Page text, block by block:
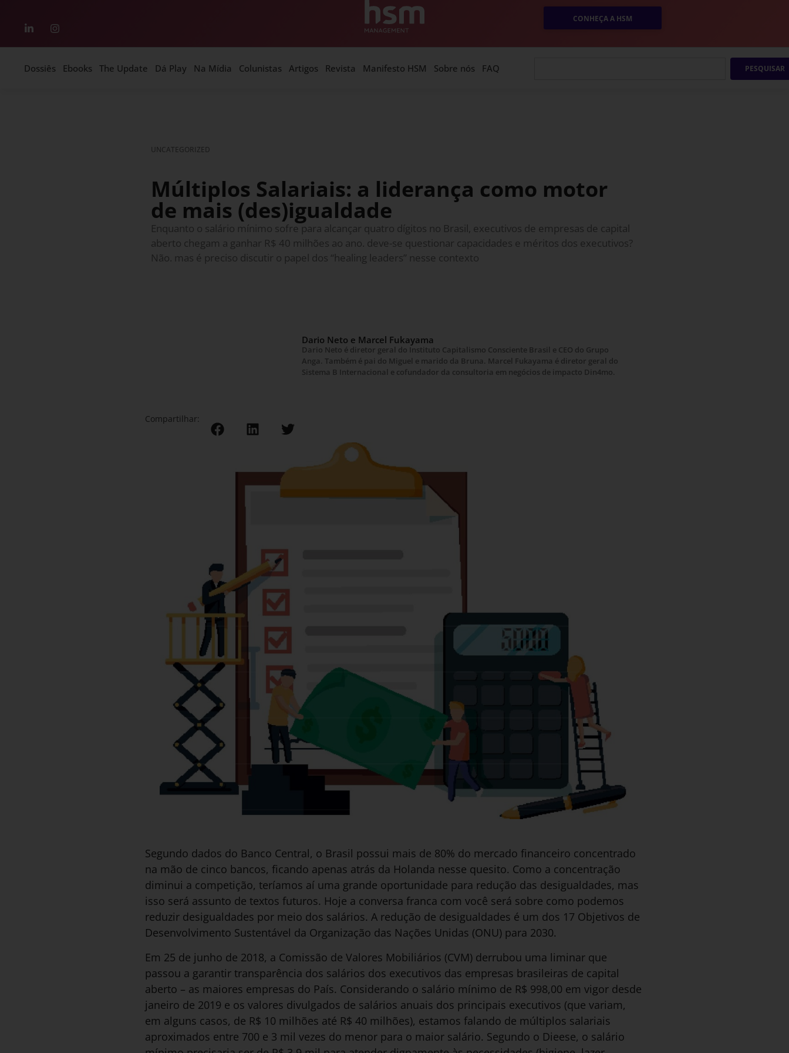
CONHEÇA A HSM
Dossiês Ebooks The Update Dá Play Na Mídia Colunistas Artigos Revista Manifesto HSM Sobre nós FAQ PESQUISAR
UNCATEGORIZED
Múltiplos Salariais: a liderança como motor
de mais (des)igualdade
Enquanto o salário mínimo sofre para alcançar quatro dígitos no Brasil, executivos de empresas de capital
aberto chegam a ganhar R$ 40 milhões ao ano. deve-se questionar capacidades e méritos dos executivos?
Não. mas é preciso discutir o papel dos “healing leaders” nesse contexto
Dario Neto e Marcel Fukayama
Dario Neto é diretor geral do Instituto Capitalismo Consciente Brasil e CEO do Grupo
Anga. Também é pai do Miguel e marido da Bruna. Marcel Fukayama é diretor geral do
Sistema B Internacional e cofundador da consultoria em negócios de impacto Din4mo.
Compartilhar:
Segundo dados do Banco Central, o Brasil possui mais de 80% do mercado financeiro concentrado
na mão de cinco bancos, ficando apenas atrás da Holanda nesse quesito. Como a concentração
diminui a competição, teríamos aí uma grande oportunidade para redução das desigualdades, mas
isso será assunto de textos futuros. Hoje a conversa franca com você será sobre como podemos
reduzir desigualdades por meio dos salários. A redução de desigualdades é um dos 17 Objetivos de
Desenvolvimento Sustentável da Organização das Nações Unidas (ONU) para 2030.
Em 25 de junho de 2018, a Comissão de Valores Mobiliários (CVM) derrubou uma liminar que
passou a garantir transparência dos salários dos executivos das empresas brasileiras de capital
aberto – as maiores empresas do País. Considerando o salário mínimo de R$ 998,00 em vigor desde
janeiro de 2019 e os valores divulgados de salários anuais dos principais executivos (que variam,
em alguns casos, de R$ 10 milhões até R$ 40 milhões), estamos falando de múltiplos salariais
aproximados entre 700 e 3 mil vezes do menor para o maior salário. Segundo o Dieese, o salário